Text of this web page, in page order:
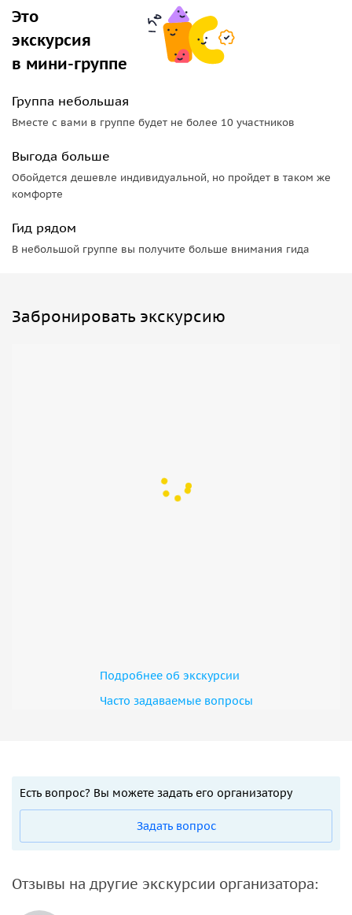
погоде. Возьмите с собой купальник, полотенце, головной
убор, солнцезащитные очки, крем, фотоаппарат.
В стоимость экскурсии включено:
• услуги гида,
• трансфер,
• вода для каждого участника тура.
Туристы оплачивают самостоятельно:
• входные билеты (Мартвильский каньон 17,5 лари,
Прометея» — 25 лари, катание на лодке в пещере — 17
лари, для детей предусмотрены скидки),
Это
экскурсия
в мини-группе
Группа небольшая
Вместе с вами в группе будет не более 10 участников
Выгода больше
Обойдется дешевле индивидуальной, но пройдет в таком же
комфорте
Гид рядом
В небольшой группе вы получите больше внимания гида
Забронировать экскурсию
Подробнее об экскурсии
Часто задаваемые вопросы
Есть вопрос? Вы можете задать его организатору
Задать вопрос
Отзывы на другие экскурсии организатора: